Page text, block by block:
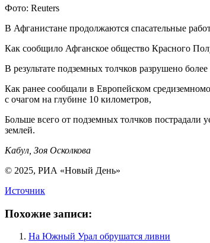
Фото: Reuters
В Афганистане продолжаются спасательные
Как сообщило Афганское общество Красного
В результате подземных толчков разрушено
Как ранее сообщали в Европейском
с очагом на глубине 10 километров,
Больше всего от подземных толчков пострадали
землей.
Кабул, Зоя Осколкова
© 2025, РИА «Новый День»
Источник
Похожие записи:
На Южный Урал обрушатся ливни